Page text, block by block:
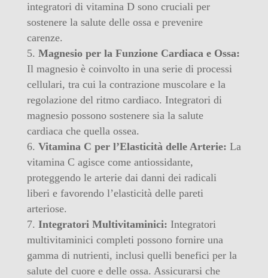
integratori di vitamina D sono cruciali per
sostenere la salute delle ossa e prevenire
carenze.
Magnesio per la Funzione Cardiaca e Ossa:
Il magnesio è coinvolto in una serie di processi
cellulari, tra cui la contrazione muscolare e la
regolazione del ritmo cardiaco. Integratori di
magnesio possono sostenere sia la salute
cardiaca che quella ossea.
Vitamina C per l’Elasticità delle Arterie: La
vitamina C agisce come antiossidante,
proteggendo le arterie dai danni dei radicali
liberi e favorendo l’elasticità delle pareti
arteriose.
Integratori Multivitaminici: Integratori
multivitaminici completi possono fornire una
gamma di nutrienti, inclusi quelli benefici per la
salute del cuore e delle ossa. Assicurarsi che